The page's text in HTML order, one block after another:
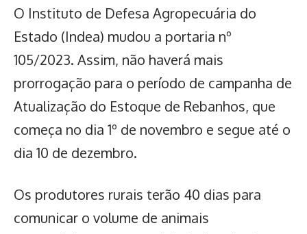
O Instituto de Defesa Agropecuária do
Estado (Indea) mudou a portaria nº
105/2023. Assim, não haverá mais
prorrogação para o período de campanha de
Atualização do Estoque de Rebanhos, que
começa no dia 1º de novembro e segue até o
dia 10 de dezembro.
Os produtores rurais terão 40 dias para
comunicar o volume de animais